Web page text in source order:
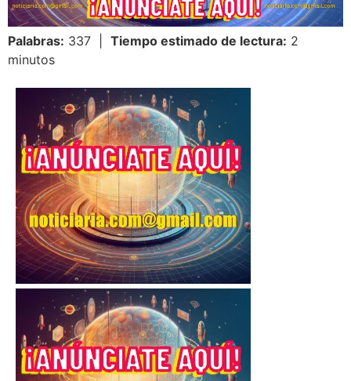
Palabras: 337 | Tiempo estimado de lectura: 2
minutos